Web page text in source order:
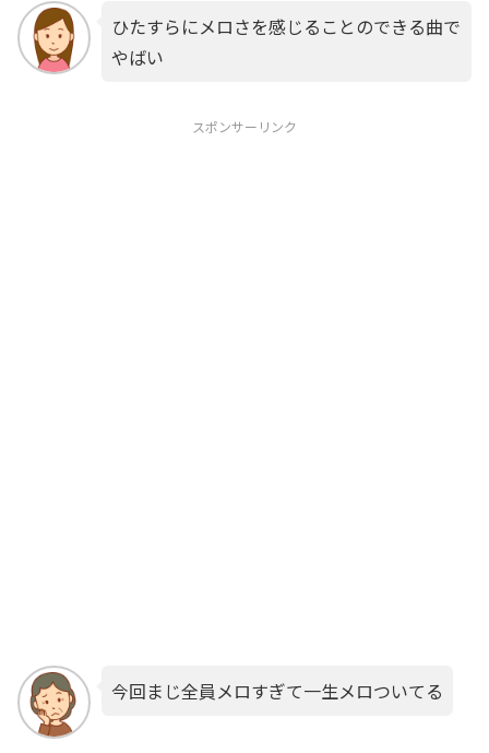
ひたすらにメロさを感じることのできる曲で
やばい
スポンサーリンク
今回まじ全員メロすぎて一生メロついてる